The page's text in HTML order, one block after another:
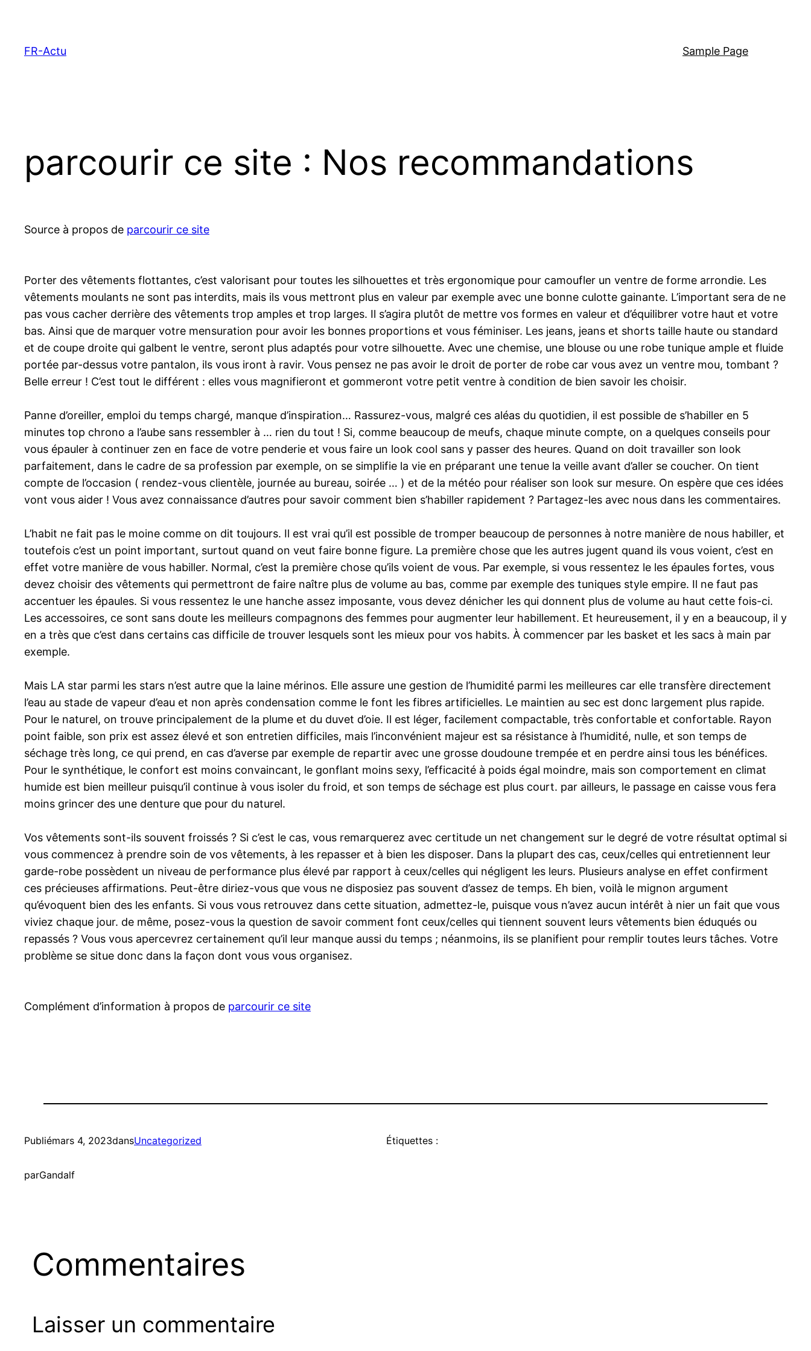
contenu
FR-Actu Sample Page
parcourir ce site : Nos recommandations
Source à propos de parcourir ce site
Porter des vêtements flottantes, c’est valorisant pour toutes les silhouettes et très ergonomique pour camoufler un ventre de forme arrondie. Les
vêtements moulants ne sont pas interdits, mais ils vous mettront plus en valeur par exemple avec une bonne culotte gainante. L’important sera de ne
pas vous cacher derrière des vêtements trop amples et trop larges. Il s’agira plutôt de mettre vos formes en valeur et d’équilibrer votre haut et votre
bas. Ainsi que de marquer votre mensuration pour avoir les bonnes proportions et vous féminiser. Les jeans, jeans et shorts taille haute ou standard
et de coupe droite qui galbent le ventre, seront plus adaptés pour votre silhouette. Avec une chemise, une blouse ou une robe tunique ample et fluide
portée par-dessus votre pantalon, ils vous iront à ravir. Vous pensez ne pas avoir le droit de porter de robe car vous avez un ventre mou, tombant ?
Belle erreur ! C’est tout le différent : elles vous magnifieront et gommeront votre petit ventre à condition de bien savoir les choisir.
Panne d’oreiller, emploi du temps chargé, manque d’inspiration… Rassurez-vous, malgré ces aléas du quotidien, il est possible de s’habiller en 5
minutes top chrono a l’aube sans ressembler à … rien du tout ! Si, comme beaucoup de meufs, chaque minute compte, on a quelques conseils pour
vous épauler à continuer zen en face de votre penderie et vous faire un look cool sans y passer des heures. Quand on doit travailler son look
parfaitement, dans le cadre de sa profession par exemple, on se simplifie la vie en préparant une tenue la veille avant d’aller se coucher. On tient
compte de l’occasion ( rendez-vous clientèle, journée au bureau, soirée … ) et de la météo pour réaliser son look sur mesure. On espère que ces idées
vont vous aider ! Vous avez connaissance d’autres pour savoir comment bien s’habiller rapidement ? Partagez-les avec nous dans les commentaires.
L’habit ne fait pas le moine comme on dit toujours. Il est vrai qu’il est possible de tromper beaucoup de personnes à notre manière de nous habiller, et
toutefois c’est un point important, surtout quand on veut faire bonne figure. La première chose que les autres jugent quand ils vous voient, c’est en
effet votre manière de vous habiller. Normal, c’est la première chose qu’ils voient de vous. Par exemple, si vous ressentez le les épaules fortes, vous
devez choisir des vêtements qui permettront de faire naître plus de volume au bas, comme par exemple des tuniques style empire. Il ne faut pas
accentuer les épaules. Si vous ressentez le une hanche assez imposante, vous devez dénicher les qui donnent plus de volume au haut cette fois-ci.
Les accessoires, ce sont sans doute les meilleurs compagnons des femmes pour augmenter leur habillement. Et heureusement, il y en a beaucoup, il y
en a très que c’est dans certains cas difficile de trouver lesquels sont les mieux pour vos habits. À commencer par les basket et les sacs à main par
exemple.
Mais LA star parmi les stars n’est autre que la laine mérinos. Elle assure une gestion de l’humidité parmi les meilleures car elle transfère directement
l’eau au stade de vapeur d’eau et non après condensation comme le font les fibres artificielles. Le maintien au sec est donc largement plus rapide.
Pour le naturel, on trouve principalement de la plume et du duvet d’oie. Il est léger, facilement compactable, très confortable et confortable. Rayon
point faible, son prix est assez élevé et son entretien difficiles, mais l’inconvénient majeur est sa résistance à l’humidité, nulle, et son temps de
séchage très long, ce qui prend, en cas d’averse par exemple de repartir avec une grosse doudoune trempée et en perdre ainsi tous les bénéfices.
Pour le synthétique, le confort est moins convaincant, le gonflant moins sexy, l’efficacité à poids égal moindre, mais son comportement en climat
humide est bien meilleur puisqu’il continue à vous isoler du froid, et son temps de séchage est plus court. par ailleurs, le passage en caisse vous fera
moins grincer des une denture que pour du naturel.
Vos vêtements sont-ils souvent froissés ? Si c’est le cas, vous remarquerez avec certitude un net changement sur le degré de votre résultat optimal si
vous commencez à prendre soin de vos vêtements, à les repasser et à bien les disposer. Dans la plupart des cas, ceux/celles qui entretiennent leur
garde-robe possèdent un niveau de performance plus élevé par rapport à ceux/celles qui négligent les leurs. Plusieurs analyse en effet confirment
ces précieuses affirmations. Peut-être diriez-vous que vous ne disposiez pas souvent d’assez de temps. Eh bien, voilà le mignon argument
qu’évoquent bien des les enfants. Si vous vous retrouvez dans cette situation, admettez-le, puisque vous n’avez aucun intérêt à nier un fait que vous
viviez chaque jour. de même, posez-vous la question de savoir comment font ceux/celles qui tiennent souvent leurs vêtements bien éduqués ou
repassés ? Vous vous apercevrez certainement qu’il leur manque aussi du temps ; néanmoins, ils se planifient pour remplir toutes leurs tâches. Votre
problème se situe donc dans la façon dont vous vous organisez.
Complément d’information à propos de parcourir ce site
Publiémars 4, 2023dansUncategorized
parGandalf
Étiquettes :
Commentaires
Laisser un commentaire